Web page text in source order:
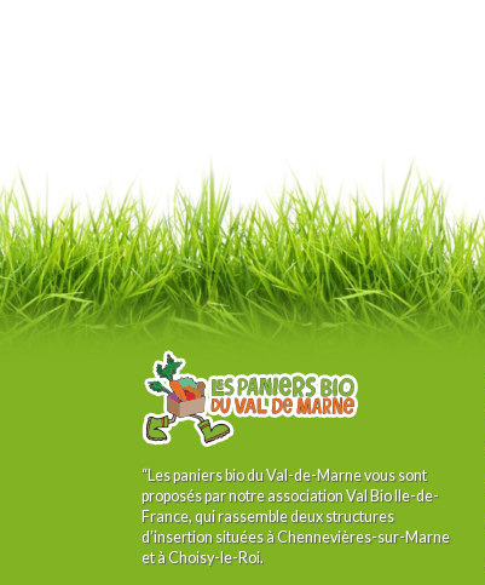
“Les paniers bio du Val-de-Marne vous sont
proposés par notre association Val Bio Ile-de-
France, qui rassemble deux structures
d’insertion situées à Chennevières-sur-Marne
et à Choisy-le-Roi.